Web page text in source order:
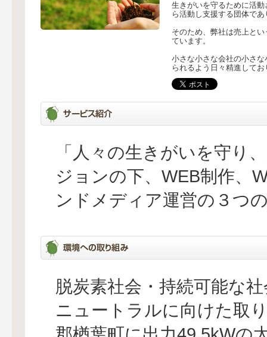
生きがいを守るために活
ら活動し支援する団体で
そのため、弊社は売上と
ています。
小さな小さな会社の小さ
られるよう日々精進してお
「人々の生きがいを守り
ジョンの下、WEB制作、
ンドメディア運営の３つ
脱炭素社会・持続可能な
ニュートラルに向けた取